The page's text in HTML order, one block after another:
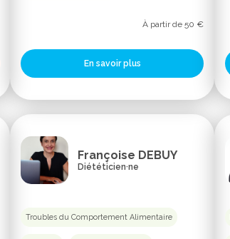
À partir de 50 €
En savoir plus
Françoise DEBUY
Diététicien·ne
Troubles du Comportement Alimentaire